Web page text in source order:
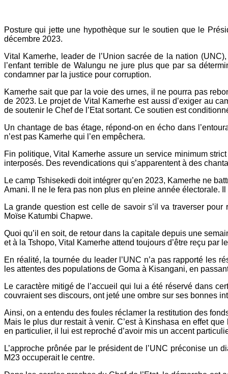
Posture qui jette une hypothèque sur le soutien que le
décembre 2023.
Vital Kamerhe, leader de l’Union sacrée de la nation
l’enfant terrible de Walungu ne jure plus que par sa
condamner par la justice pour corruption.
Kamerhe sait que par la voie des urnes, il ne pourra pas
de 2023. Le projet de Vital Kamerhe est aussi d’exiger au
de soutenir le Chef de l’Etat sortant. Ce soutien est
Un chantage de bas étage, répond-on en écho dans
n’est pas Kamerhe qui l’en empêchera.
Fin politique, Vital Kamerhe assure un service minimum
interposés. Des revendications qui s’apparentent à des
Le camp Tshisekedi doit intégrer qu’en 2023, Kamerhe ne
Amani. Il ne le fera pas non plus en pleine année électorale.
La grande question est celle de savoir s’il va traverser
Moïse Katumbi Chapwe.
Quoi qu’il en soit, de retour dans la capitale depuis une
et à la Tshopo, Vital Kamerhe attend toujours d’être reçu
En réalité, la tournée du leader l’UNC n’a pas rapporté les
les attentes des populations de Goma à Kisangani, en
Le caractère mitigé de l’accueil qui lui a été réservé dans
couvraient ses discours, ont jeté une ombre sur ses bonnes
Ainsi, on a entendu des foules réclamer la restitution des
Mais le plus dur restait à venir. C’est à Kinshasa en effet
en particulier, il lui est reproché d’avoir mis un accent
L’approche prônée par le président de l’UNC préconise
M23 occuperait le centre.